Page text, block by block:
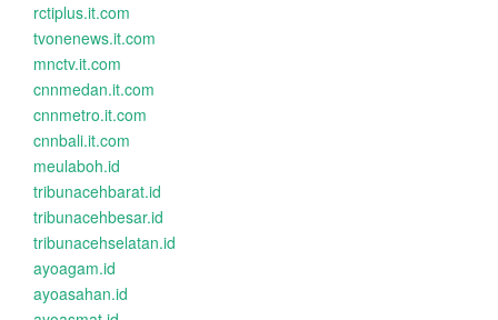
rctiplus.it.com
tvonenews.it.com
mnctv.it.com
cnnmedan.it.com
cnnmetro.it.com
cnnbali.it.com
meulaboh.id
tribunacehbarat.id
tribunacehbesar.id
tribunacehselatan.id
ayoagam.id
ayoasahan.id